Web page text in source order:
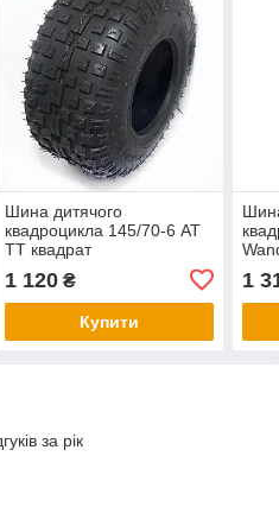
Шина дитячого
квадроцикла 145/70-6 AT
TT квадрат
1 120₴
Купити
1
за рік